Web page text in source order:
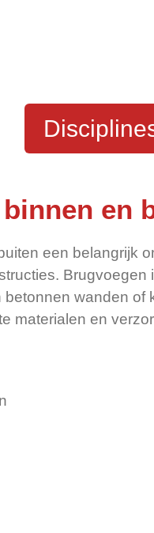
en
een belangrijk
Brugvoegen
wanden of
materialen en